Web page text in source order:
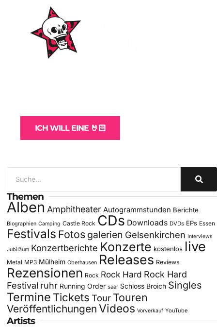
ICH WILL EINE 🤘🏻
Themen
Alben Amphitheater Autogrammstunden Berichte
Biographien Camping Castle Rock CDs Downloads DVDs EPs Essen
Festivals Fotos galerien Gelsenkirchen Interviews
Jubiläum Konzertberichte Konzerte kostenlos live
Metal MP3 Mülheim Oberhausen Releases Reviews
Rezensionen Rock Rock Hard Rock Hard
Festival ruhr Running Order saar Schloss Broich Singles
Termine Tickets Tour Touren
Veröffentlichungen Videos Vorverkauf YouTube
Artists